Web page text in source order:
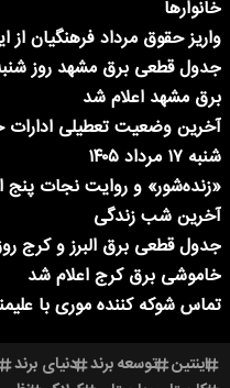
خانوارها
واریز حقوق مرداد فرهنگیان
برق مشهد اعلام شد
آخرین وضعیت تعطیلی ادارات
شنبه ۱۷ مرداد ۱۴۰۵
«زنده‌شور» و روایت نجات
آخرین شب زندگی
خاموشی برق کرج اعلام شد
تماس شوکه کننده موری با
اینتین توسعه برند دنیای برند